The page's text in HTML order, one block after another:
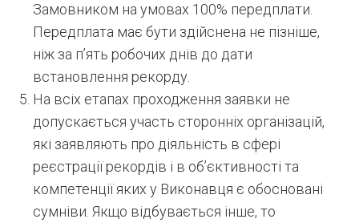
Замовником на умовах 100% передплати.
Передплата має бути здійснена не пізніше,
ніж за п’ять робочих днів до дати
встановлення рекорду.
На всіх етапах проходження заявки не
допускається участь сторонніх організацій,
які заявляють про діяльність в сфері
реєстрації рекордів і в об’єктивності та
компетенції яких у Виконавця є обосновані
сумніви. Якщо відбувається інше, то